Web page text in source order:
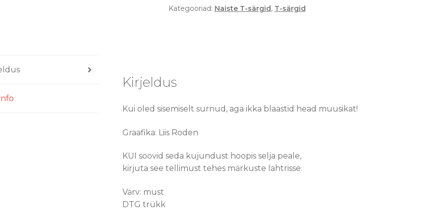
särk
Kategooriad: Naiste T-särgid, T-särgid
Kirjeldus
Kui oled sisemiselt surnud, aga ikka blaastid head muusikat!
Graafika: Liis Roden
KUI soovid seda kujundust hoopis selja peale,
kirjuta see tellimust tehes märkuste lahtrisse.
Värv: must
DTG trükk